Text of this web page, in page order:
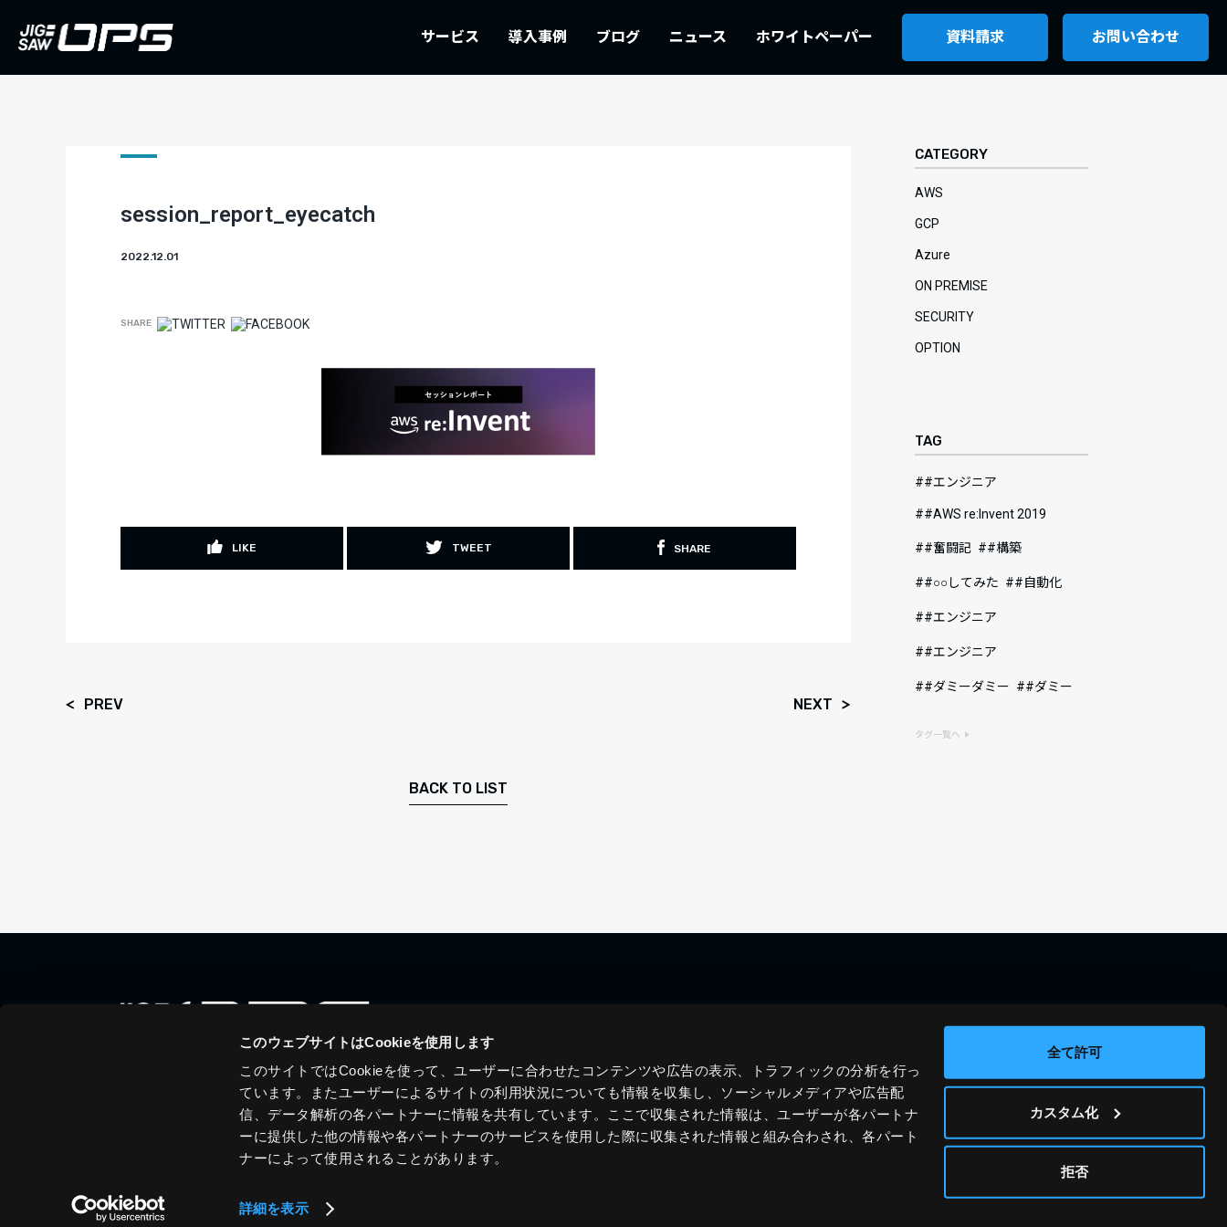
このウェブサイトはCookieを使用します
このサイトではCookieを使って、ユーザーに合わせたコンテンツや広告の表示、トラフィックの分析を行っ
ています。またユーザーによるサイトの利用状況についても情報を収集し、ソーシャルメディアや広告配
信、データ解析の各パートナーに情報を共有しています。ここで収集された情報は、ユーザーが各パートナ
ーに提供した他の情報や各パートナーのサービスを使用した際に収集された情報と組み合わされ、各パート
ナーによって使用されることがあります。
詳細を表示
全て許可
カスタム化
拒否
サービス 導入事例 ブログ ニュース ホワイトペーパー 資料請求 お問い合わせ
session_report_eyecatch
2022.12.01
SHARE
LIKE TWEET SHARE
PREV NEXT
BACK TO LIST
CATEGORY
AWS
GCP
Azure
ON PREMISE
SECURITY
OPTION
TAG
#エンジニア
#AWS re:Invent 2019
#奮闘記 #構築
#○○してみた #自動化
#エンジニア
#エンジニア
#ダミーダミー #ダミー
タグ一覧へ
ブログ
ニュース
ホワイトペーパー
問い合わせ
運営会社
プライバシーポリシー
サイトポリシー
© JIG-SAW INC.